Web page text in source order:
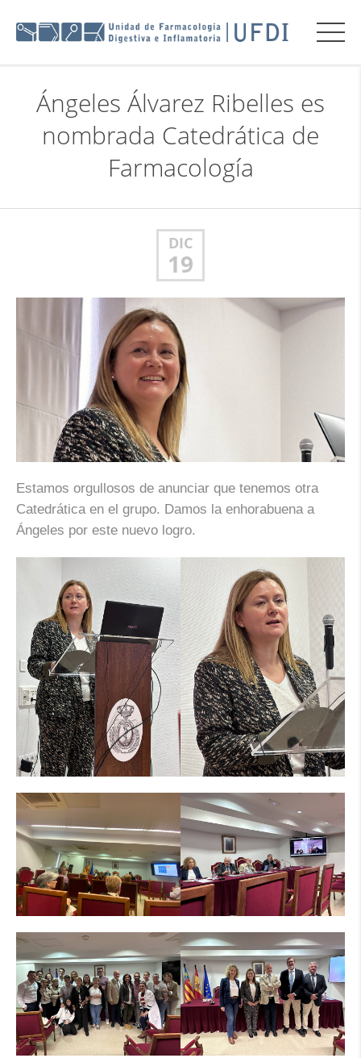
Ángeles Álvarez Ribelles es
nombrada Catedrática de
Farmacología
DIC
19
Estamos orgullosos de anunciar que tenemos otra
Catedrática en el grupo. Damos la enhorabuena a
Ángeles por este nuevo logro.